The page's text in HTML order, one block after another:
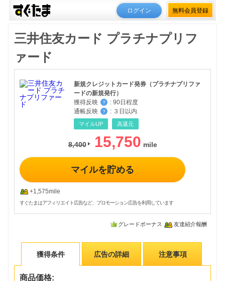
ログイン 無料会員登録
三井住友カード プラチナプリフ
ァード
新規クレジットカード発券（プラチナプリファ
ードの新規発行）
獲得反映
？ : 90日程度
通帳反映
？ : ３日以内
マイルUP 高還元
8,400 15,750
マイルを貯める
+1,575mile
すぐたまはアフィリエイト広告など、プロモーション広告を利用しています
グレードボーナス 友達紹介報酬
獲得条件 広告の詳細 注意事項
商品価格: